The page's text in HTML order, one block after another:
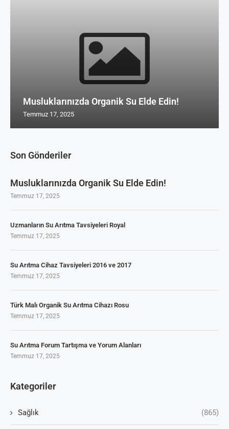
Son Gönderiler
Musluklarınızda Organik Su Elde Edin!
Temmuz 17, 2025
Uzmanların Su Arıtma Tavsiyeleri Royal
Temmuz 17, 2025
Su Arıtma Cihaz Tavsiyeleri 2016 ve 2017
Temmuz 17, 2025
Türk Malı Organik Su Arıtma Cihazı Rosu
Temmuz 17, 2025
Su Arıtma Forum Tartışma ve Yorum Alanları
Temmuz 17, 2025
Kategoriler
Sağlık (865)
Musluklarınızda Organik Su Elde Edin!
Temmuz 17, 2025